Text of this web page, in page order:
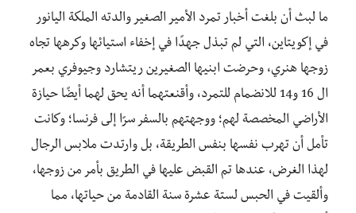
ما لبث أن بلغت أخبار تمرد الأمير الصغير والدته الملكة اليانور
في إكويتاين، التي لم تبذل جهدًا في إخفاء استيائها وكرهها تجاه
زوجها هنري، وحرضت ابنيها الصغيرين ريتشارد وجيوفري بعمر
ال 16 و14 للانضمام للتمرد، وأقنعتهما أنه يحق لهما أيضًا حيازة
الأراضي المخصصة لهم؛ ووجهتهم بالسفر سرًا إلى فرنسا؛ وكانت
تأمل أن تهرب نفسها بنفس الطريقة، بل وارتدت ملابس الرجال
لهذا الغرض، عندها تم القبض عليها في الطريق بأمر من زوجها،
وألقيت في الحبس لستة عشرة سنة القادمة من حياتها، مما